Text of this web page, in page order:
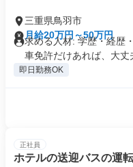
三重県鳥羽市
月給20万円～50万円
求める人材: 学歴・経歴
車免許だけあれば、大丈
即日勤務OK
正社員
ホテルの送迎バスの運転